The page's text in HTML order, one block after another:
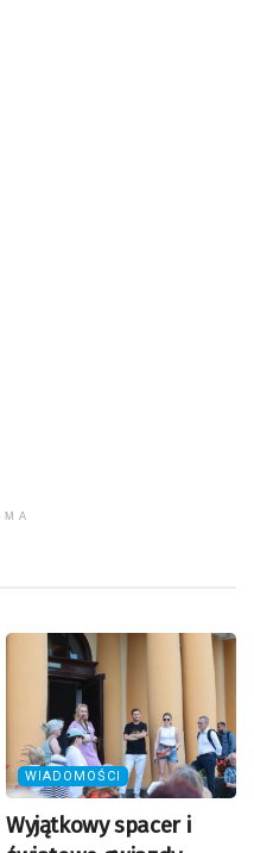
WIADOMOŚCI
Wyjątkowy spacer i